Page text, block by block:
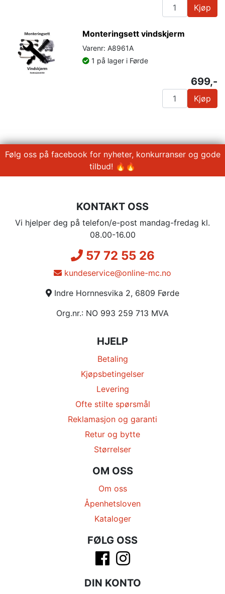
Kjøp
Monteringsett vindskjerm
Varenr: A8961A
1 på lager i Førde
699,-
Kjøp
Følg oss på facebook for nyheter, konkurranser og gode
tilbud! 🔥🔥
KONTAKT OSS
Vi hjelper deg på telefon/e-post mandag-fredag kl.
08.00-16.00
57 72 55 26
kundeservice@online-mc.no
Indre Hornnesvika 2, 6809 Førde
Org.nr.: NO 993 259 713 MVA
HJELP
Betaling
Kjøpsbetingelser
Levering
Ofte stilte spørsmål
Reklamasjon og garanti
Retur og bytte
Størrelser
OM OSS
Om oss
Åpenhetsloven
Kataloger
FØLG OSS
DIN KONTO